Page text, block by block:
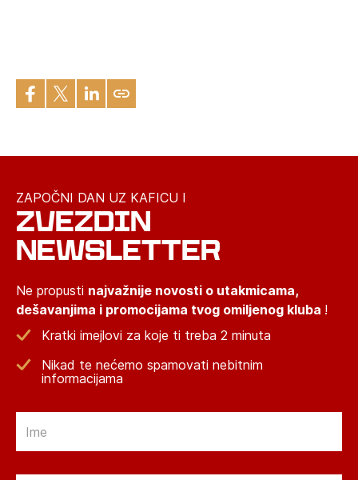
ZAPOČNI DAN UZ KAFICU I
ZVEZDIN
NEWSLETTER
Ne propusti najvažnije novosti o utakmicama,
dešavanjima i promocijama tvog omiljenog kluba !
Kratki imejlovi za koje ti treba 2 minuta
Nikad te nećemo spamovati nebitnim
informacijama